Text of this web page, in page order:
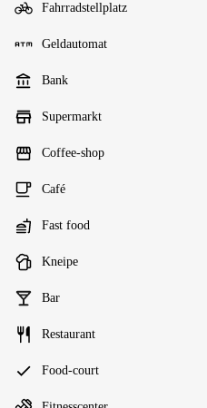
Fahrradstellplatz
Geldautomat
Bank
Supermarkt
Coffee-shop
Café
Fast food
Kneipe
Bar
Restaurant
Food-court